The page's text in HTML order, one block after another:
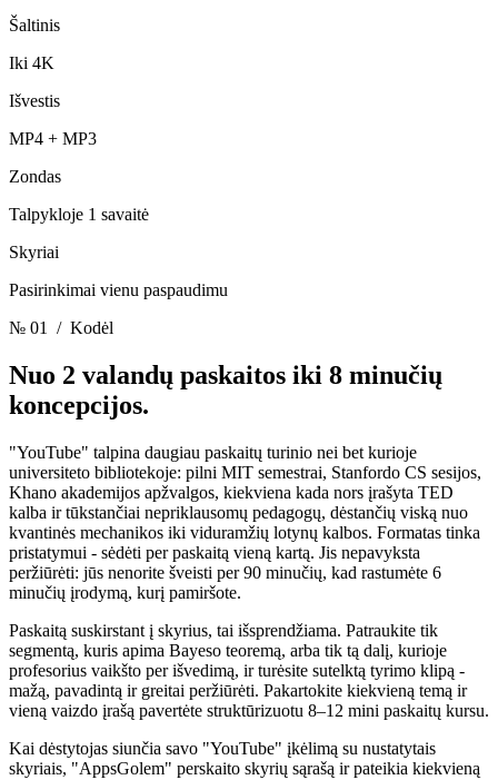
Šaltinis
Iki 4K
Išvestis
MP4 + MP3
Zondas
Talpykloje 1 savaitė
Skyriai
Pasirinkimai vienu paspaudimu
№ 01
/ Kodėl
Nuo 2 valandų paskaitos iki 8 minučių
koncepcijos.
"YouTube" talpina daugiau paskaitų turinio nei bet kurioje
universiteto bibliotekoje: pilni MIT semestrai, Stanfordo CS sesijos,
Khano akademijos apžvalgos, kiekviena kada nors įrašyta TED
kalba ir tūkstančiai nepriklausomų pedagogų, dėstančių viską nuo
kvantinės mechanikos iki viduramžių lotynų kalbos. Formatas tinka
pristatymui - sėdėti per paskaitą vieną kartą. Jis nepavyksta
peržiūrėti: jūs nenorite šveisti per 90 minučių, kad rastumėte 6
minučių įrodymą, kurį pamiršote.
Paskaitą suskirstant į skyrius, tai išsprendžiama. Patraukite tik
segmentą, kuris apima Bayeso teoremą, arba tik tą dalį, kurioje
profesorius vaikšto per išvedimą, ir turėsite sutelktą tyrimo klipą -
mažą, pavadintą ir greitai peržiūrėti. Pakartokite kiekvieną temą ir
vieną vaizdo įrašą pavertėte struktūrizuotu 8–12 mini paskaitų kursu.
Kai dėstytojas siunčia savo "YouTube" įkėlimą su nustatytais
skyriais, "AppsGolem" perskaito skyrių sąrašą ir pateikia kiekvieną